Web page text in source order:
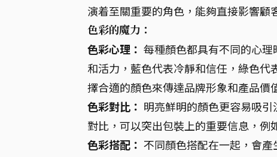
演着至關重要的角色，能夠直接影響顧
色彩的魔力：
色彩心理： 每種顏色都具有不同的心
和活力，藍色代表冷靜和信任，綠色
擇合適的顏色來傳達品牌形象和產品價
色彩對比： 明亮鮮明的顏色更容易吸
對比，可以突出包裝上的重要信息，例
色彩搭配： 不同顏色搭配在一起，會